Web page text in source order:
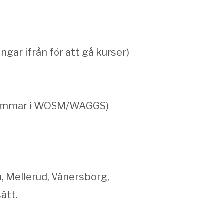
ifrån för att gå kurser)
i WOSM/WAGGS)
Mellerud, Vänersborg,